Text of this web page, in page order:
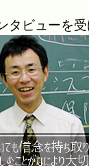
タビューを